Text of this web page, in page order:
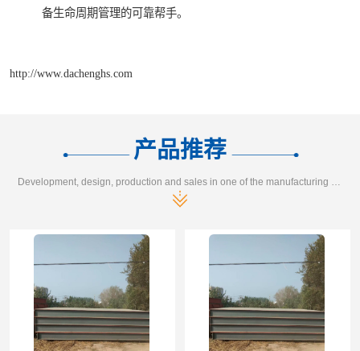
备生命周期管理的可靠帮手。
http://www.dachenghs.com
产品推荐